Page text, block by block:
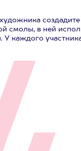
смолы, в ней
каждого